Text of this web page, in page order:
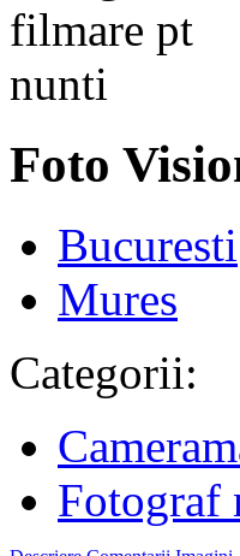
Foto
Bucuresti
Mures
Categorii:
Fotograf